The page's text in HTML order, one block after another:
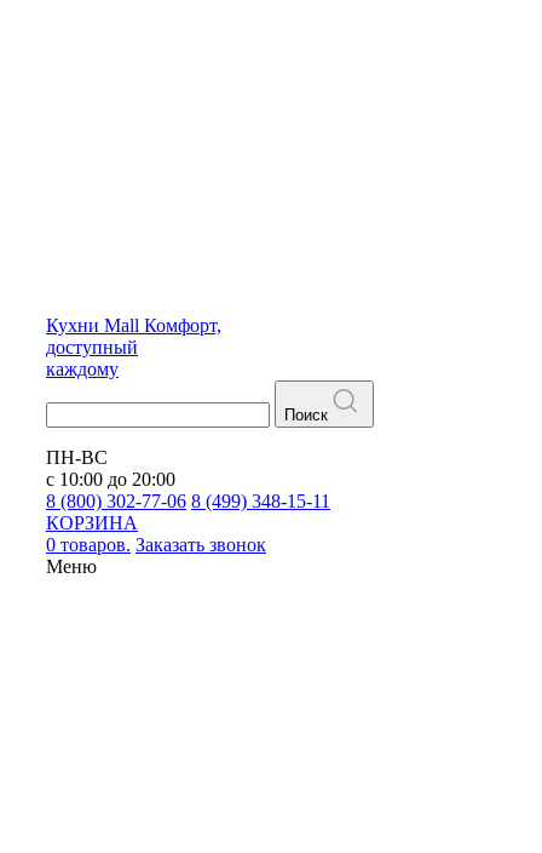
Кухни Mall Комфорт,
доступный
каждому
Поиск
ПН-ВС
с 10:00 до 20:00
8 (800) 302-77-06 8 (499) 348-15-11
КОРЗИНА
0 товаров. Заказать звонок
Меню